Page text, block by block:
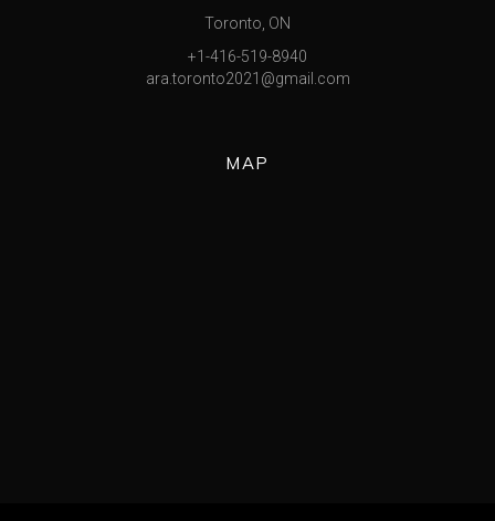
Toronto, ON
+1-416-519-8940
ara.toronto2021@gmail.com
MAP